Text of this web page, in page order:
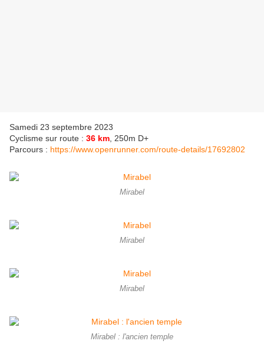
Samedi 23 septembre 2023
Cyclisme sur route : 36 km , 250m D+
Parcours : https://www.openrunner.com/route-details/17692802
Mirabel
Mirabel
Mirabel
Mirabel : l'ancien temple